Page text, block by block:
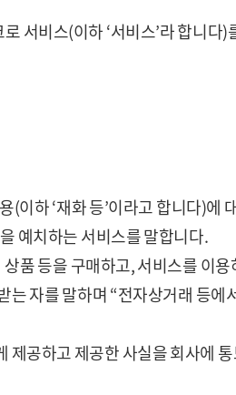
서비스(이하 ‘서비스’라 합니
이하 ‘재화 등’이라고 합니다)
예치하는 서비스를 말합니다.
품 등을 구매하고, 서비스를 이
자를 말하며 “전자상거래 등에
공하고 제공한 사실을 회사에